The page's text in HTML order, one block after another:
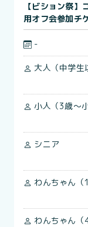
【ビション祭
用オフ会参加チ
-
大人（中学生
小人（3歳～
シニア
わんちゃん（
わんちゃん（